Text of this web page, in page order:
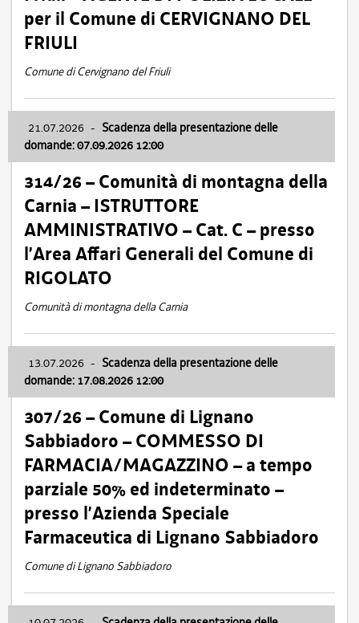
per il Comune di CERVIGNANO DEL
FRIULI
Comune di Cervignano del Friuli
21.07.2026 - Scadenza della presentazione delle
domande: 07.09.2026 12:00
314/26 – Comunità di montagna della
Carnia – ISTRUTTORE
AMMINISTRATIVO – Cat. C – presso
l’Area Affari Generali del Comune di
RIGOLATO
Comunità di montagna della Carnia
13.07.2026 - Scadenza della presentazione delle
domande: 17.08.2026 12:00
307/26 – Comune di Lignano
Sabbiadoro – COMMESSO DI
FARMACIA/MAGAZZINO – a tempo
parziale 50% ed indeterminato –
presso l’Azienda Speciale
Farmaceutica di Lignano Sabbiadoro
Comune di Lignano Sabbiadoro